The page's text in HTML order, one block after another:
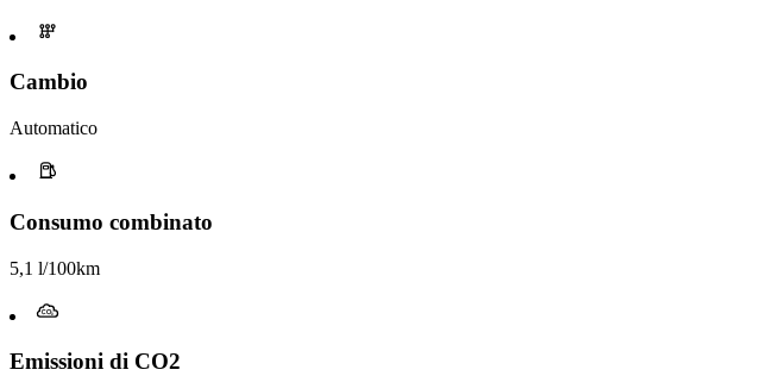
Cambio
Automatico
Consumo combinato
5,1 l/100km
Emissioni di CO2